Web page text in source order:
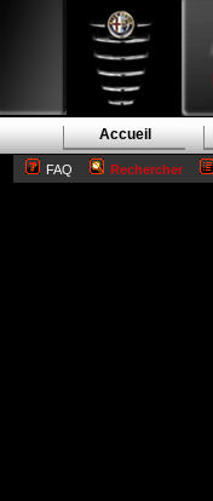
Accueil
FAQ Rechercher